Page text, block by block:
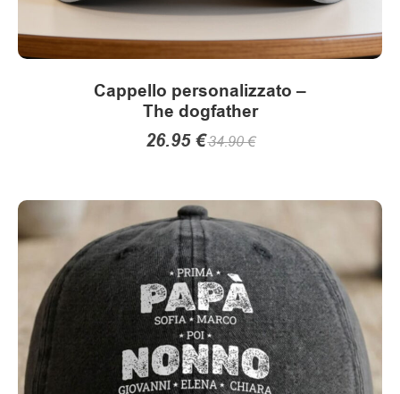
Cappello personalizzato –
The dogfather
26.95€34.90€
prodotto
ha
più
varianti.
Le
opzioni
possono
essere
scelte